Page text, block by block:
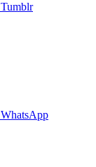
Tumblr
WhatsApp